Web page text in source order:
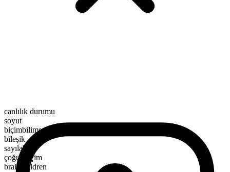
canlılık durumu
soyut
biçimbilimsel yapı
bileşik
sayılabilir
çoğul biçim
brainchildren